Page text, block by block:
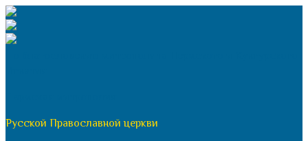
Перейти
к
содержимому
Русской Православной церкви